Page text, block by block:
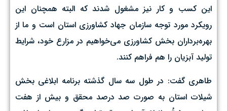
این کسب و کار نیز مشغول شدند که البته همچنان این
رویکرد مورد توجه سازمان جهاد کشاورزی استان است و ما از
بهره‌برداران بخش کشاورزی می‌خواهیم در مزارع خود، شرایط
تولید آبزیان را هم فراهم کنند.
طاهری گفت: در طول سه سال گذشته برنامه ابلاغی بخش
شیلات استان به صورت صد درصد محقق و بیش از هفت